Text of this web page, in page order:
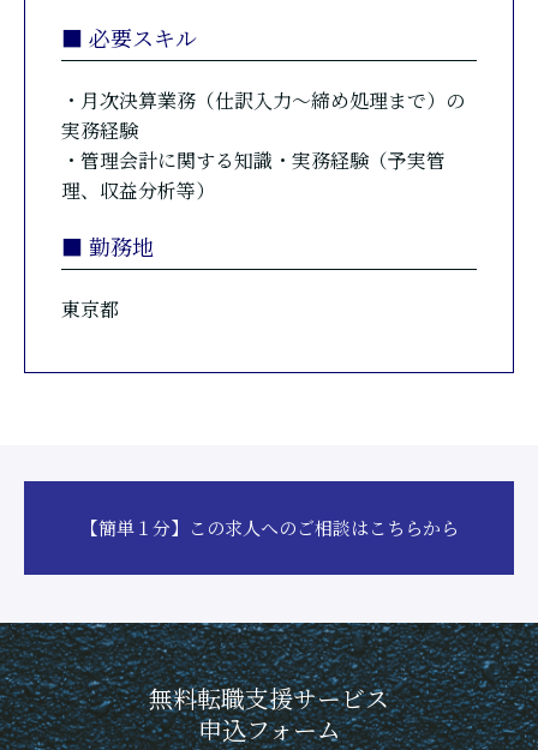
■ 必要スキル
・月次決算業務（仕訳入力～締め処理まで）の
実務経験
・管理会計に関する知識・実務経験（予実管
理、収益分析等）
■ 勤務地
東京都
【簡単１分】この求人へのご相談はこちらから
無料転職支援サービス
申込フォーム